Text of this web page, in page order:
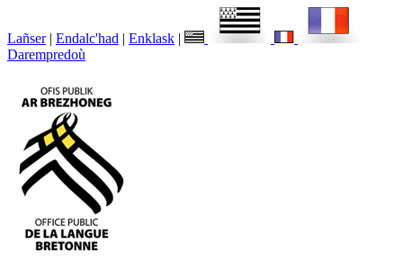
Lañser | Endalc'had | Enklask |
Darempredoù